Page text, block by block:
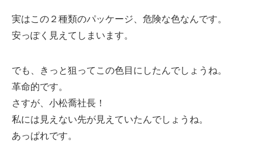
実はこの２種類のパッケージ、危険な色なんです。
安っぽく見えてしまいます。
でも、きっと狙ってこの色目にしたんでしょうね。
革命的です。
さすが、小松喬社長！
私には見えない先が見えていたんでしょうね。
あっぱれです。